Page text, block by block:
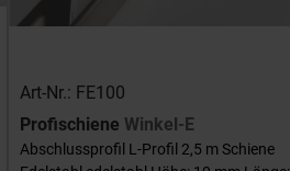
Art-Nr.: FE100
Profischiene Winkel-E
Abschlussprofil L-Profil 2,5 m Schiene